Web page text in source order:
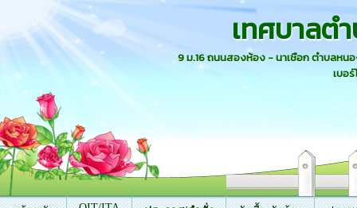
เทศบาลต
9 ม.16 ถนนสองห้อง - นาเชือก ตำบลห
เบอ